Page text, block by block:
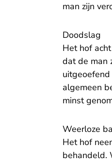
man zijn
Doodslag
Het hof
dat de man
algemeen
minst
Weerloze
Het hof
behandeld.